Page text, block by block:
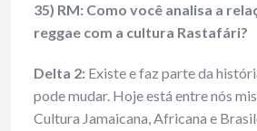
35) RM: Como você analisa a
reggae com a cultura Rastafári?
Delta 2: Existe e faz parte da
pode mudar. Hoje está entre nós
Cultura Jamaicana, Africana e